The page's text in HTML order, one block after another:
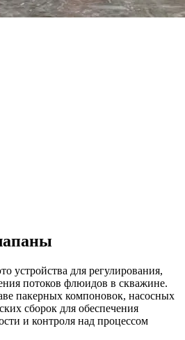
устройства для регулирования,
потоков флюидов в скважине.
пакерных компоновок, насосных
сборок для обеспечения
и контроля над процессом